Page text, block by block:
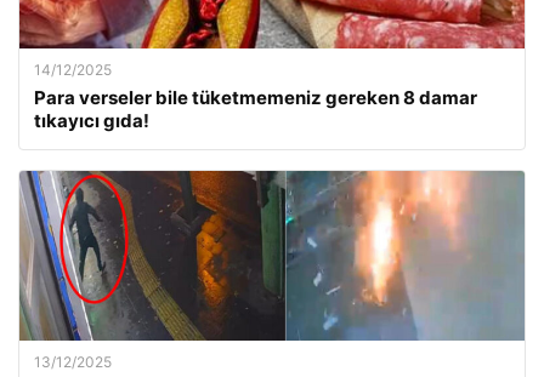
14/12/2025
Para verseler bile tüketmemeniz gereken 8 damar
tıkayıcı gıda!
13/12/2025